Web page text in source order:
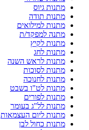
מתנות גיוס
מתנות תודה
מתנות למילואים
מתנה למפקד/ת
מתנות לקיץ
מתנות לחג
מתנות לראש השנה
מתנות לסוכות
מתנות לחנוכה
מתנות לט"ו בשבט
מתנות לפורים
מתנות לל"ג בעומר
מתנות ליום העצמאות
מתנות כחול לבן